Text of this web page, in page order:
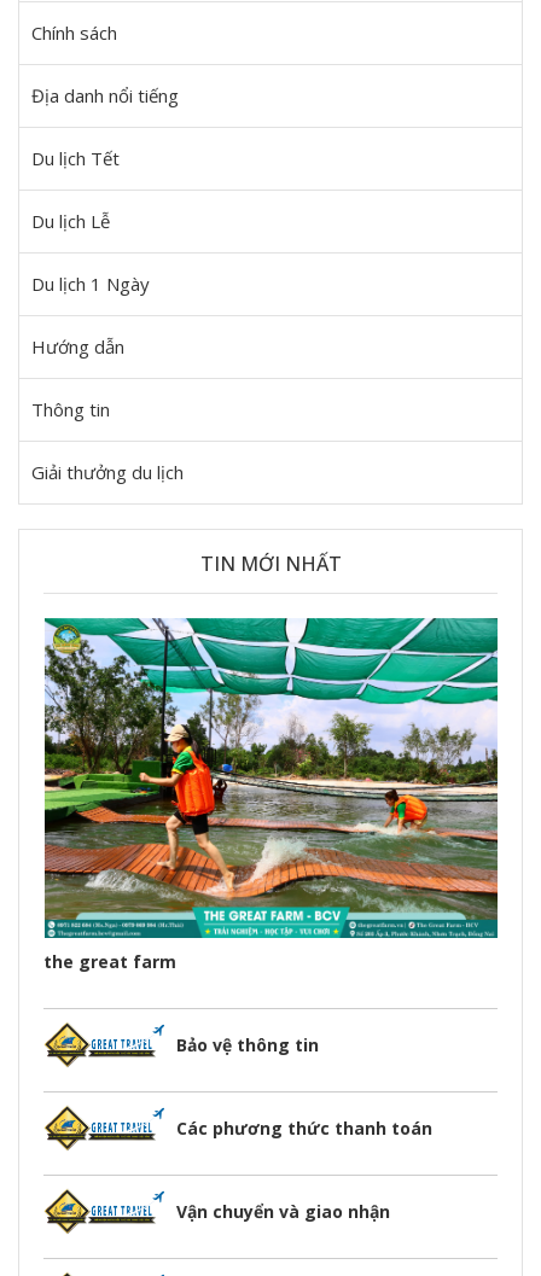
Chính sách
Địa danh nổi tiếng
Du lịch Tết
Du lịch Lễ
Du lịch 1 Ngày
Hướng dẫn
Thông tin
Giải thưởng du lịch
TIN MỚI NHẤT
the great farm
Bảo vệ thông tin
Các phương thức thanh toán
Vận chuyển và giao nhận